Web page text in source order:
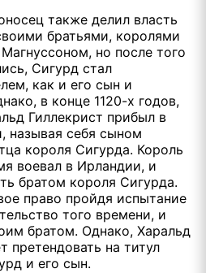
также делил власть
братьями, королями
но после того
Сигурд стал
как и его сын и
в конце 1120-х годов,
Гиллекрист прибыл в
называя себя сыном
короля Сигурда. Король
воевал в Ирландии, и
братом короля Сигурда.
право пройдя испытание
того времени, и
братом. Однако, Харальд
претендовать на титул
и его сын.